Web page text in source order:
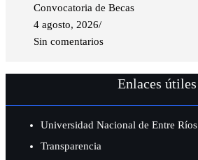
Convocatoria de Becas
4 agosto, 2026/
Sin comentarios
Enlaces útiles
Universidad Nacional de Entre Ríos
Transparencia